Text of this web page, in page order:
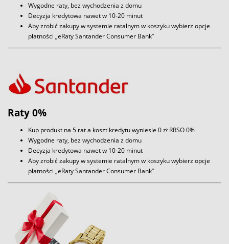
Wygodne raty, bez wychodzenia z domu
Decyzja kredytowa nawet w 10-20 minut
Aby zrobić zakupy w systemie ratalnym w koszyku wybierz opcje
płatności „eRaty Santander Consumer Bank”
Raty 0%
Kup produkt na 5 rat a koszt kredytu wyniesie 0 zł RRSO 0%
Wygodne raty, bez wychodzenia z domu
Decyzja kredytowa nawet w 10-20 minut
Aby zrobić zakupy w systemie ratalnym w koszyku wybierz opcje
płatności „eRaty Santander Consumer Bank”